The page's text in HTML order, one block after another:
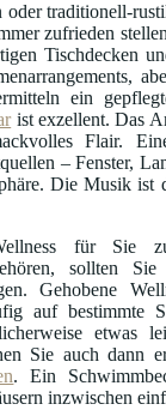
oder traditionell-
zufrieden
Tischdecken
ein
ist exzellent. Das
Flair.
– Fenster,
Die Musik ist
für Sie zu
sollten
Gehobene
auf bestimmte
etwas
Sie auch dann
. Ein
inzwischen